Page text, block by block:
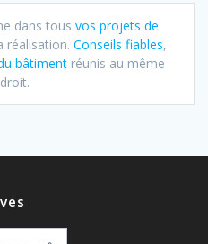
dans tous vos projets de
réalisation. Conseils fiables,
bâtiment réunis au même